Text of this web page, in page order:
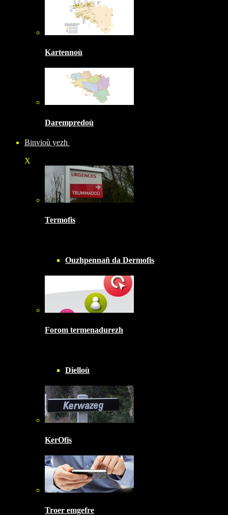
Kartennoù
Darempredoù
Binvioù yezh
X
Termofis
Ouzhpennañ da Dermofis
Forom termenadurezh
Dielloù
KerOfis
Troer emgefre